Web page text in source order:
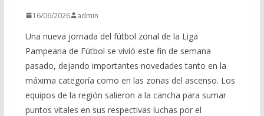
16/06/2026 admin
Una nueva jornada del fútbol zonal de la Liga
Pampeana de Fútbol se vivió este fin de semana
pasado, dejando importantes novedades tanto en la
máxima categoría como en las zonas del ascenso. Los
equipos de la región salieron a la cancha para sumar
puntos vitales en sus respectivas luchas por el